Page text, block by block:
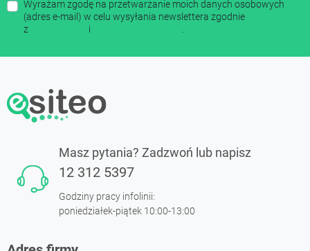
Wyrażam zgodę na przetwarzanie moich danych osobowych
(adres e-mail) w celu wysyłania newslettera zgodnie
z
i
Masz pytania? Zadzwoń lub napisz
12 312 5397
Godziny pracy infolinii:
poniedziałek-piątek 10:00-13:00